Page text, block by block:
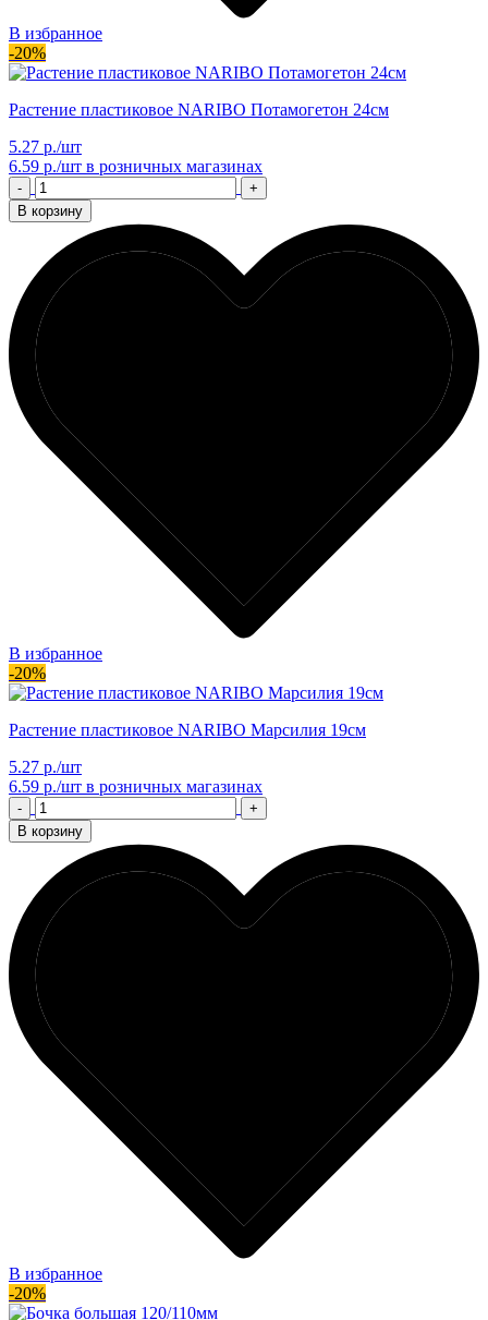
В избранное
-20%
Растение пластиковое NARIBO Потамогетон 24см
5.27 р./шт
6.59 р./шт в розничных магазинах
-
+
В корзину
В избранное
-20%
Растение пластиковое NARIBO Марсилия 19см
5.27 р./шт
6.59 р./шт в розничных магазинах
-
+
В корзину
В избранное
-20%